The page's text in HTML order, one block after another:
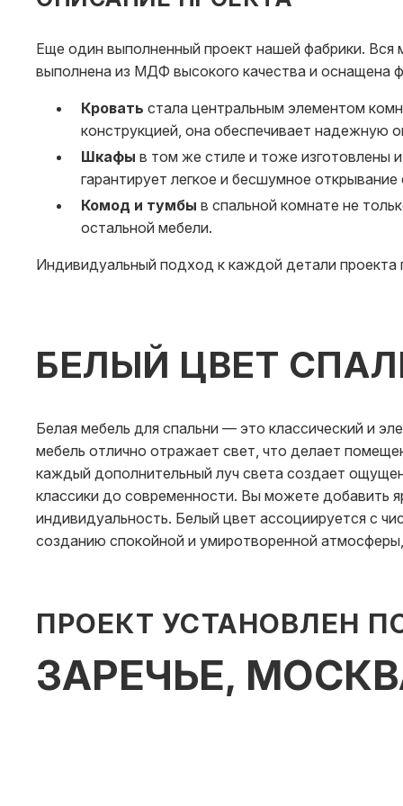
Еще один выполненный проект нашей фабрики. Вся
выполнена из МДФ высокого качества и оснащена
Кровать стала центральным элементом
конструкцией, она обеспечивает надежную
Шкафы в том же стиле и тоже изготовлены
гарантирует легкое и бесшумное
Комод и тумбы в спальной комнате не
остальной мебели.
Индивидуальный подход к каждой детали проекта
БЕЛЫЙ ЦВЕТ
Белая мебель для спальни — это классический и
мебель отлично отражает свет, что делает
каждый дополнительный луч света создает
классики до современности. Вы можете добавить
индивидуальность. Белый цвет ассоциируется с
созданию спокойной и умиротворенной
ПРОЕКТ УСТАНОВЛЕН
ЗАРЕЧЬЕ,